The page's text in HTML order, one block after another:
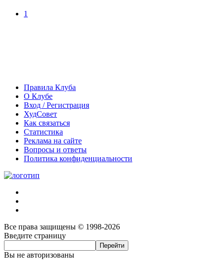
1
Правила Клуба
О Клубе
Вход / Регистрация
ХудСовет
Как связаться
Статистика
Реклама на сайте
Вопросы и ответы
Политика конфиденциальности
Все права защищены © 1998-2026
Введите страницу
Вы не авторизованы